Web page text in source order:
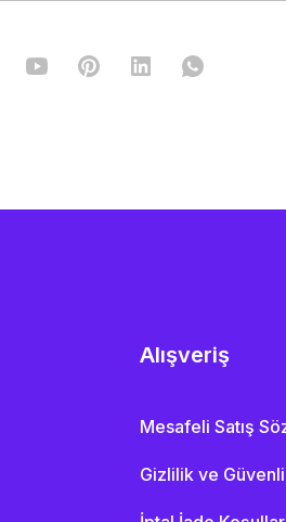
Alışveriş
Mesafeli Satış
Gizlilik ve